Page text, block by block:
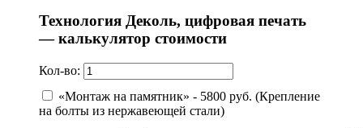
Технология Деколь, цифровая печать
— калькулятор стоимости
Кол-во:
«Монтаж на памятник» - 5800 руб. (Крепление
на болты из нержавеющей стали)